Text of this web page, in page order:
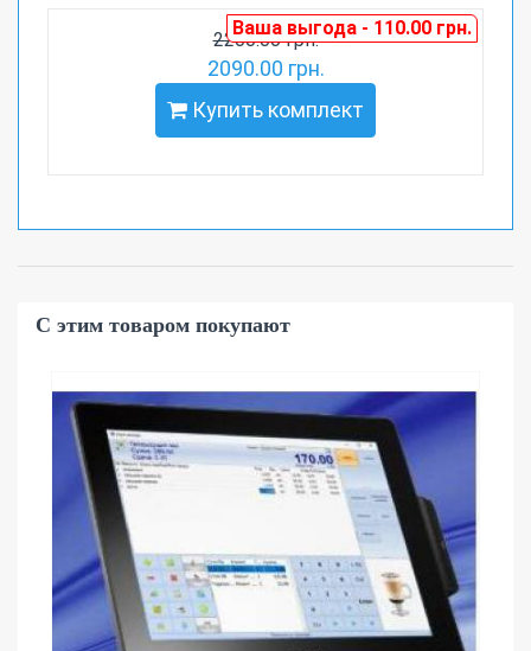
Ваша выгода - 110.00 грн.
2200.00 грн.
2090.00 грн.
Купить комплект
С этим товаром покупают